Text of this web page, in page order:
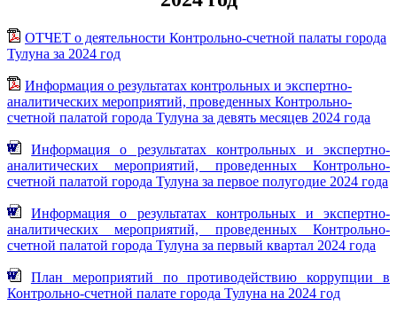
ОТЧЕТ о деятельности Контрольно-счетной палаты города
Тулуна за 2024 год
Информация о результатах контрольных и экспертно-
аналитических мероприятий, проведенных Контрольно-
счетной палатой города Тулуна за девять месяцев 2024 года
Информация о результатах контрольных и экспертно-
аналитических мероприятий, проведенных Контрольно-
счетной палатой города Тулуна за первое полугодие 2024 года
Информация о результатах контрольных и экспертно-
аналитических мероприятий, проведенных Контрольно-
счетной палатой города Тулуна за первый квартал 2024 года
План мероприятий по противодействию коррупции в
Контрольно-счетной палате города Тулуна на 2024 год